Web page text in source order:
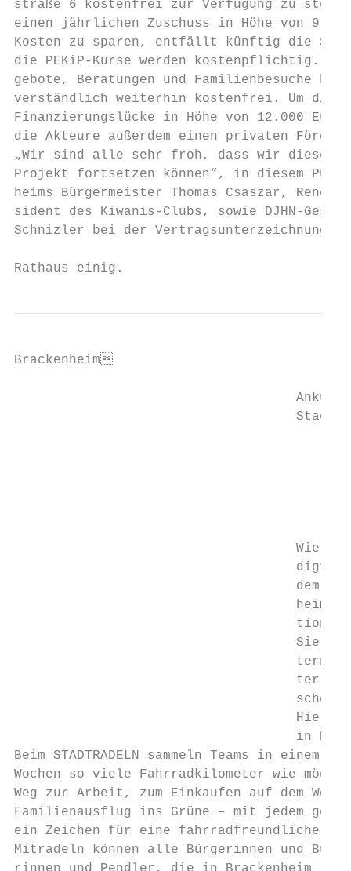
Brackenheim
Wie
digt,
dem
heim
Sie
tern
ter
schen
Hier
in
Beim STADTRADELN sammeln Teams in
Wochen so viele Fahrradkilometer wie
Weg zur Arbeit, zum Einkaufen auf dem
Familienausflug ins Grüne – mit jedem
ein Zeichen für eine fahrradfreundliche
Mitradeln können alle Bürgerinnen und